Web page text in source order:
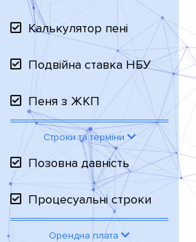
Калькулятор пені
Подвійна ставка НБУ
Пеня з ЖКП
Строки та терміни
Позовна давність
Процесуальні строки
Орендна плата